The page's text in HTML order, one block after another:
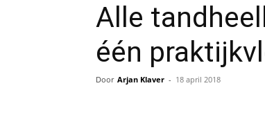
Alle
één
Door Arjan Klaver - 18 april 2018